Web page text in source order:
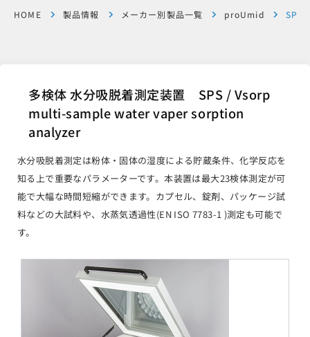
HOME 製品情報 メーカー別製品一覧 proUmid SPS
多検体 水分吸脱着測定装置 SPS / Vsorp
multi-sample water vaper sorption
analyzer
水分吸脱着測定は粉体・固体の湿度による貯蔵条件、化学反応を
知る上で重要なパラメーターです。本装置は最大23検体測定が可
能で大幅な時間短縮ができます。カプセル、錠剤、パッケージ試
料などの大試料や、水蒸気透過性(EN ISO 7783-1 )測定も可能で
す。